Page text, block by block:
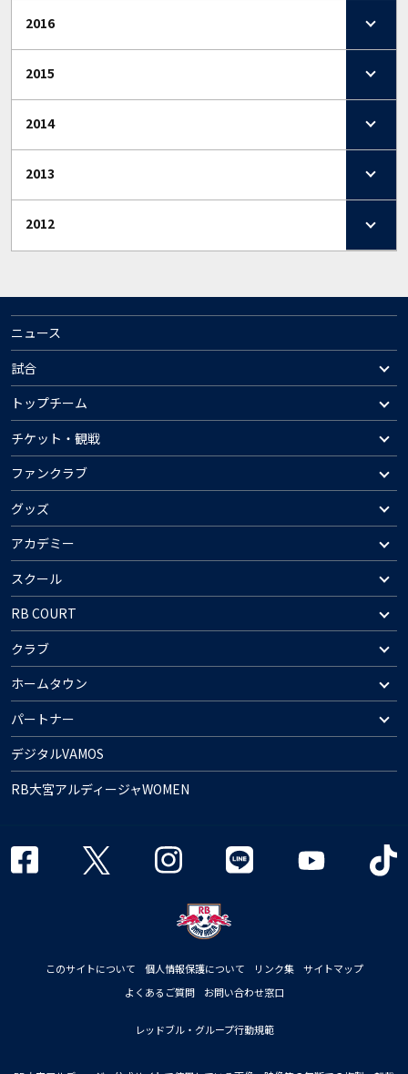
2016
2015
2014
2013
2012
ニュース
試合
トップチーム
チケット・観戦
ファンクラブ
グッズ
アカデミー
スクール
RB COURT
クラブ
ホームタウン
パートナー
デジタルVAMOS
RB大宮アルディージャWOMEN
このサイトについて 個人情報保護について リンク集
サイトマップ
よくあるご質問
お問い合わせ窓口
レッドブル・グループ行動規範